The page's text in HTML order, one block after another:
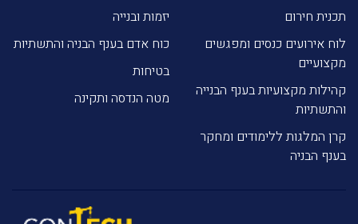
תכנית חירום
לוח אירועים כנסים ומפגשים
מקצועיים
קהילות מקצועיות בענף הבנייה
והתשתיות
קרן המלגות ללימודים ומחקר
בענף הבניה
יזמות ובנייה
כוח אדם בענף הבניה והתשתיות
בטיחות
מטה הנדסה ותקינה